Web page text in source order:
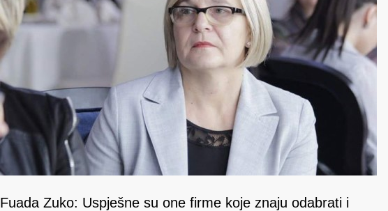
Fuada Zuko: Uspješne su one firme koje znaju odabrati i